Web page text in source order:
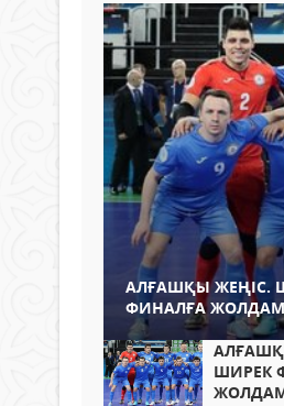
АЛҒАШҚЫ ЖЕҢІС.
ФИНАЛҒА
ШИРЕК